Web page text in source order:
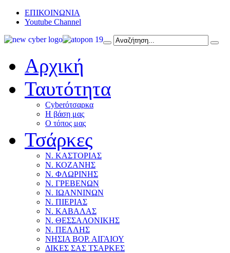
ΕΠΙΚΟΙΝΩΝΙΑ
Youtube Channel
Αρχική
Ταυτότητα
Cyberότσαρκα
Η βάση μας
Ο τόπος μας
Τσάρκες
Ν. ΚΑΣΤΟΡΙΑΣ
Ν. ΚΟΖΑΝΗΣ
Ν. ΦΛΩΡΙΝΗΣ
Ν. ΓΡΕΒΕΝΩΝ
Ν. ΙΩΑΝΝΙΝΩΝ
Ν. ΠΙΕΡΙΑΣ
Ν. ΚΑΒΑΛΑΣ
Ν. ΘΕΣΣΑΛΟΝΙΚΗΣ
Ν. ΠΕΛΛΗΣ
ΝΗΣΙΑ ΒΟΡ. ΑΙΓΑΙΟΥ
ΔΙΚΕΣ ΣΑΣ ΤΣΑΡΚΕΣ